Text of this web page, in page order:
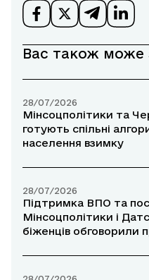
Вас також може
28/07/2026
Мінсоцполітики та
готують спільні
населення взимку
28/07/2026
Підтримка ВПО та
Мінсоцполітики і
біженців обговорили